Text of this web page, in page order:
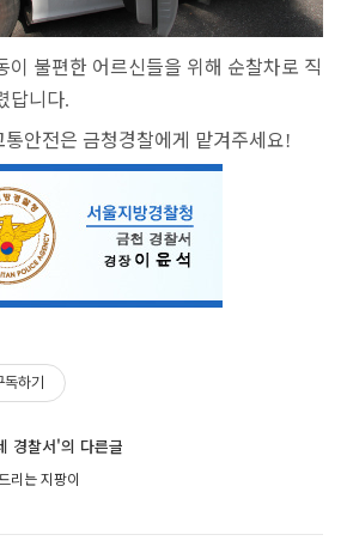
이 불편한 어르신들을 위해 순찰차로 직
답니다.
안전은 금청경찰에게 맡겨주세요!
독하기
경찰서'의 다른글
리는 지팡이